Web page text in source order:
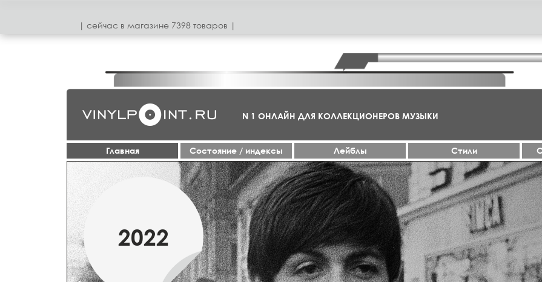
| сeйчас в магазинe 7398 товаров |
N 1 ОНЛАЙН ДЛЯ КОЛЛЕКЦИОНЕРОВ МУЗЫКИ
Главная Cостояние / индексы Лейблы Стили
МАРТ
2019
2022